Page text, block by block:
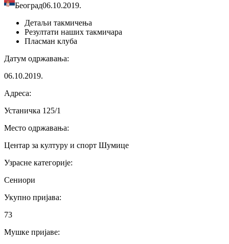
Београд06.10.2019.
Детаљи такмичења
Резултати наших такмичара
Пласман клуба
Датум одржавања:
06.10.2019.
Адреса:
Устаничка 125/1
Место одржавања:
Центар за културу и спорт Шумице
Узрасне категорије:
Сениори
Укупно пријава:
73
Мушке пријаве: